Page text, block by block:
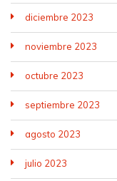
diciembre 2023
noviembre 2023
octubre 2023
septiembre 2023
agosto 2023
julio 2023